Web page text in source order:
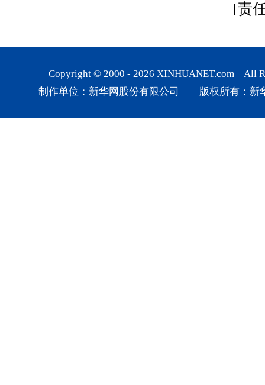
[责
Copyright © 2000 - 2026 XINHUANET.com All
制作单位：新华网股份有限公司 版权所有：新